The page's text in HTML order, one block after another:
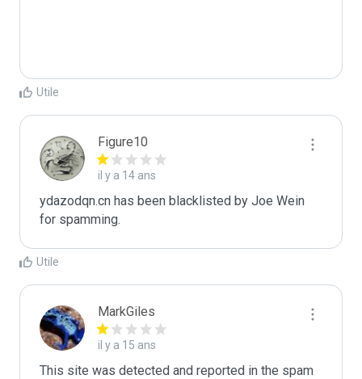
Utile
Figure10
il y a 14 ans
ydazodqn.cn has been blacklisted by Joe Wein
for spamming.
Utile
MarkGiles
il y a 15 ans
This site was detected and reported in the spam